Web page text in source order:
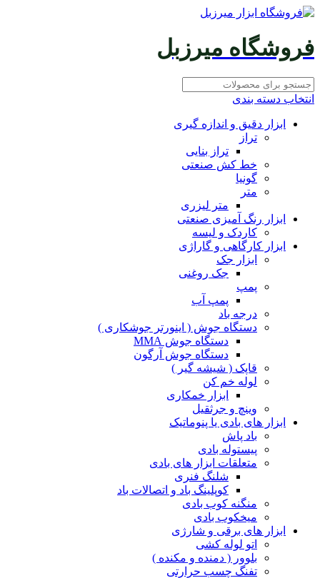
فروشگاه میرزبل
انتخاب دسته بندی
ابزار دقیق و اندازه گیری
تراز
تراز بنایی
خط کش صنعتی
گونیا
متر
متر لیزری
ابزار رنگ آمیزی صنعتی
کاردک و لیسه
ابزار کارگاهی و گاراژی
ابزار جک
جک روغنی
پمپ
پمپ آب
درجه باد
دستگاه جوش ( اینورتر جوشکاری )
دستگاه جوش MMA
دستگاه جوش آرگون
قاپک ( شیشه گیر )
لوله خم کن
ابزار خمکاری
وینچ و جرثقیل
ابزار های بادی یا پنوماتیک
باد پاش
پیستوله بادی
متعلقات ابزار های بادی
شلنگ فنری
کوپلینگ باد و اتصالات باد
منگنه کوب بادی
میخکوب بادی
ابزار های برقی و شارژی
اتو لوله کشی
بلوور ( دمنده و مکنده )
تفنگ چسب حرارتی